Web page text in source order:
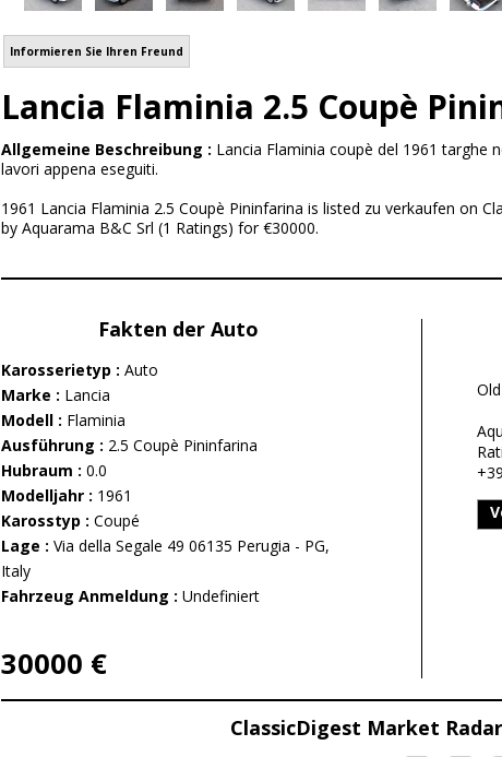
Informieren Sie Ihren Freund
Lancia Flaminia 2.5 Coupè
Allgemeine Beschreibung : Lancia Flaminia coupè del 1961 targhe
lavori appena eseguiti.
1961 Lancia Flaminia 2.5 Coupè Pininfarina is listed zu verkaufen on
by Aquarama B&C Srl (1 Ratings) for €30000.
Fakten der Auto
Karosserietyp : Auto
Marke : Lancia
Modell : Flaminia
Ausführung : 2.5 Coupè Pininfarina
Hubraum : 0.0
Modelljahr : 1961
Karosstyp : Coupé
Lage : Via della Segale 49 06135 Perugia - PG,
Italy
Fahrzeug Anmeldung : Undefiniert
30000 €
ClassicDigest Market